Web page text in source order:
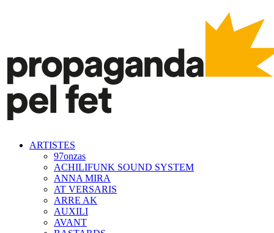
ARTISTES
97onzas
ACHILIFUNK SOUND SYSTEM
ANNA MIRA
AT VERSARIS
ARRE AK
AUXILI
AVANT